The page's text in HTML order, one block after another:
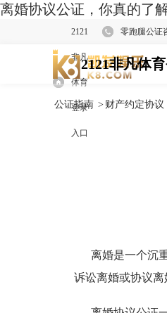
离婚协议公证，你真的了
2121
非凡
体育
登录
入口
零跑腿公证
2121非凡体
公证指南 > 财产约定协议
离婚是一个沉重
诉讼离婚或协议